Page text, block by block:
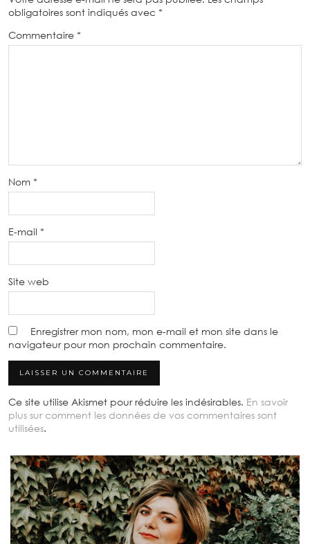
obligatoires sont indiqués avec *
Commentaire *
Nom *
E-mail *
Site web
Enregistrer mon nom, mon e-mail et mon site dans le
navigateur pour mon prochain commentaire.
Ce site utilise Akismet pour réduire les indésirables. En savoir
plus sur comment les données de vos commentaires sont
utilisées.